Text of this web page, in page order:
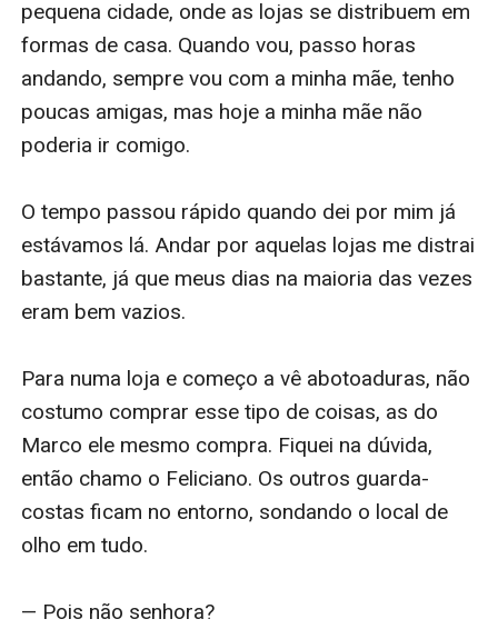
pequena cidade, onde as lojas se distribuem em
formas de casa. Quando vou, passo horas
andando, sempre vou com a minha mãe, tenho
poucas amigas, mas hoje a minha mãe não
poderia ir comigo.
O tempo passou rápido quando dei por mim já
estávamos lá. Andar por aquelas lojas me distrai
bastante, já que meus dias na maioria das vezes
eram bem vazios.
Para numa loja e começo a vê abotoaduras, não
costumo comprar esse tipo de coisas, as do
Marco ele mesmo compra. Fiquei na dúvida,
então chamo o Feliciano. Os outros guarda-
costas ficam no entorno, sondando o local de
olho em tudo.
— Pois não senhora?